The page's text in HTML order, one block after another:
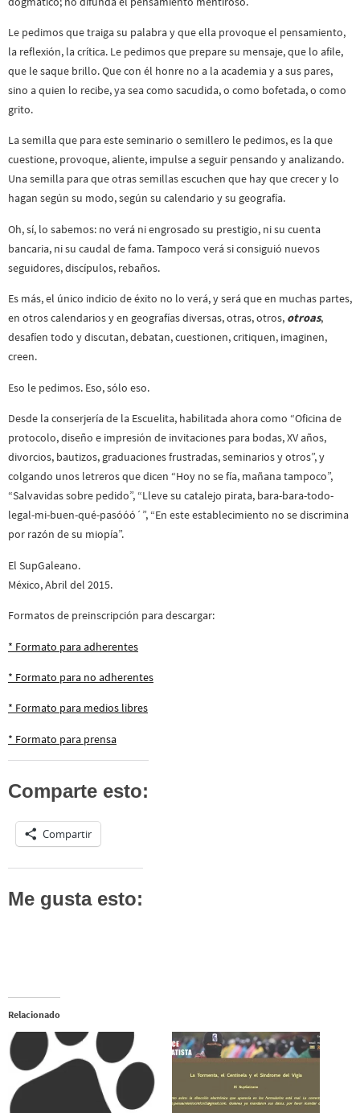
Le pedimos que traiga su palabra y que ella provoque el pensamiento,
la reflexión, la crítica. Le pedimos que prepare su mensaje, que lo afile,
que le saque brillo. Que con él honre no a la academia y a sus pares,
sino a quien lo recibe, ya sea como sacudida, o como bofetada, o como
grito.
La semilla que para este seminario o semillero le pedimos, es la que
cuestione, provoque, aliente, impulse a seguir pensando y analizando.
Una semilla para que otras semillas escuchen que hay que crecer y lo
hagan según su modo, según su calendario y su geografía.
Oh, sí, lo sabemos: no verá ni engrosado su prestigio, ni su cuenta
bancaria, ni su caudal de fama. Tampoco verá si consiguió nuevos
seguidores, discípulos, rebaños.
Es más, el único indicio de éxito no lo verá, y será que en muchas partes,
en otros calendarios y en geografías diversas, otras, otros, otroas,
desafíen todo y discutan, debatan, cuestionen, critiquen, imaginen,
creen.
Eso le pedimos. Eso, sólo eso.
Desde la conserjería de la Escuelita, habilitada ahora como “Oficina de
protocolo, diseño e impresión de invitaciones para bodas, XV años,
divorcios, bautizos, graduaciones frustradas, seminarios y otros”, y
colgando unos letreros que dicen “Hoy no se fía, mañana tampoco”,
“Salvavidas sobre pedido”, “Lleve su catalejo pirata, bara-bara-todo-
legal-mi-buen-qué-pasóóó´”, “En este establecimiento no se discrimina
por razón de su miopía”.
El SupGaleano.
México, Abril del 2015.
Formatos de preinscripción para descargar:
* Formato para adherentes
* Formato para no adherentes
* Formato para medios libres
* Formato para prensa
Comparte esto:
Compartir
Me gusta esto:
Relacionado